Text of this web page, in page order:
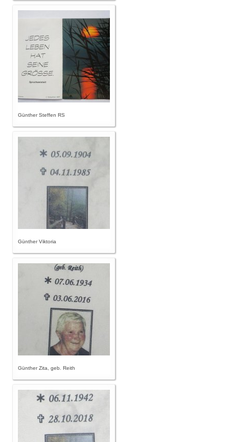
Günther Steffen RS
Günther Viktoria
Günther Zita, geb. Reith